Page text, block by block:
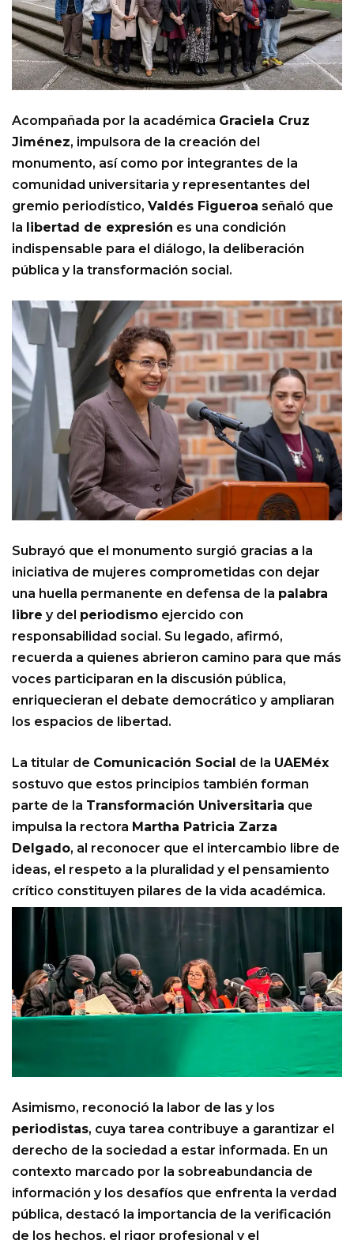
Acompañada por la académica Graciela Cruz
Jiménez, impulsora de la creación del
monumento, así como por integrantes de la
comunidad universitaria y representantes del
gremio periodístico, Valdés Figueroa señaló que
la libertad de expresión es una condición
indispensable para el diálogo, la deliberación
pública y la transformación social.
Subrayó que el monumento surgió gracias a la
iniciativa de mujeres comprometidas con dejar
una huella permanente en defensa de la palabra
libre y del periodismo ejercido con
responsabilidad social. Su legado, afirmó,
recuerda a quienes abrieron camino para que más
voces participaran en la discusión pública,
enriquecieran el debate democrático y ampliaran
los espacios de libertad.
La titular de Comunicación Social de la UAEMéx
sostuvo que estos principios también forman
parte de la Transformación Universitaria que
impulsa la rectora Martha Patricia Zarza
Delgado, al reconocer que el intercambio libre de
ideas, el respeto a la pluralidad y el pensamiento
crítico constituyen pilares de la vida académica.
Asimismo, reconoció la labor de las y los
periodistas, cuya tarea contribuye a garantizar el
derecho de la sociedad a estar informada. En un
contexto marcado por la sobreabundancia de
información y los desafíos que enfrenta la verdad
pública, destacó la importancia de la verificación
de los hechos, el rigor profesional y el